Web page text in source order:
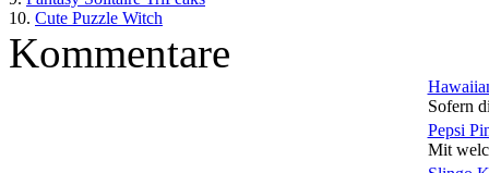
10. Cute Puzzle Witch
Kommentare
Sofern
Pepsi
Mit